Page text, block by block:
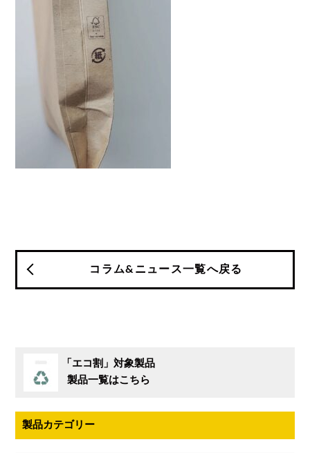
「エコ割」対象製品
製品一覧はこちら
製品カテゴリー
コラム&ニュース一覧へ戻る